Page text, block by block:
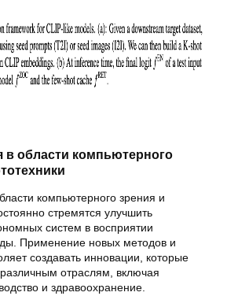
в области компьютерного
компьютерного зрения и
стремятся улучшить
систем в восприятии
Применение новых методов и
создавать инновации, которые
отраслям, включая
и здравоохранение.